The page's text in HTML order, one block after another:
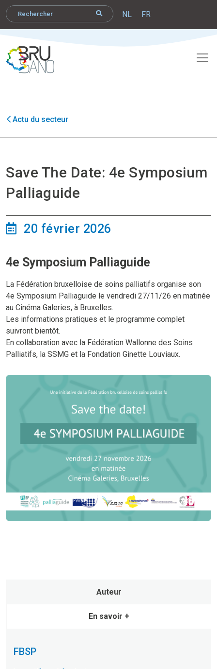
NL FR
Actu du secteur
Save The Date: 4e Symposium
Palliaguide
20 février 2026
4e Symposium Palliaguide
La Fédération bruxelloise de soins palliatifs organise son
4e Symposium Palliaguide le vendredi 27/11/26 en matinée
au Cinéma Galeries, à Bruxelles.
Les informations pratiques et le programme complet
suivront bientôt.
En collaboration avec la Fédération Wallonne des Soins
Palliatifs, la SSMG et la Fondation Ginette Louviaux.
Auteur
En savoir +
FBSP